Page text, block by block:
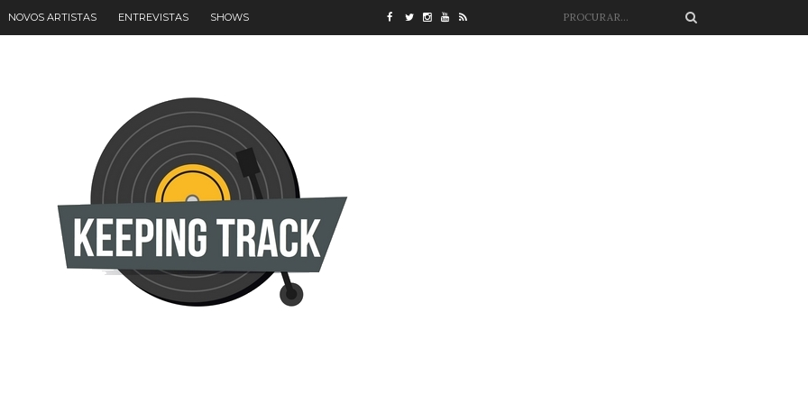
NOVOS ARTISTAS ENTREVISTAS SHOWS